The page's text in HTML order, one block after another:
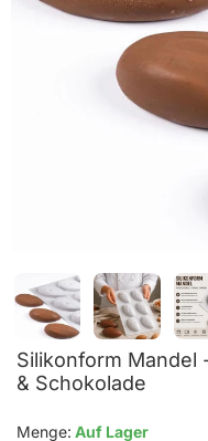
Silikonform
& Schokolade
Menge: Auf Lager